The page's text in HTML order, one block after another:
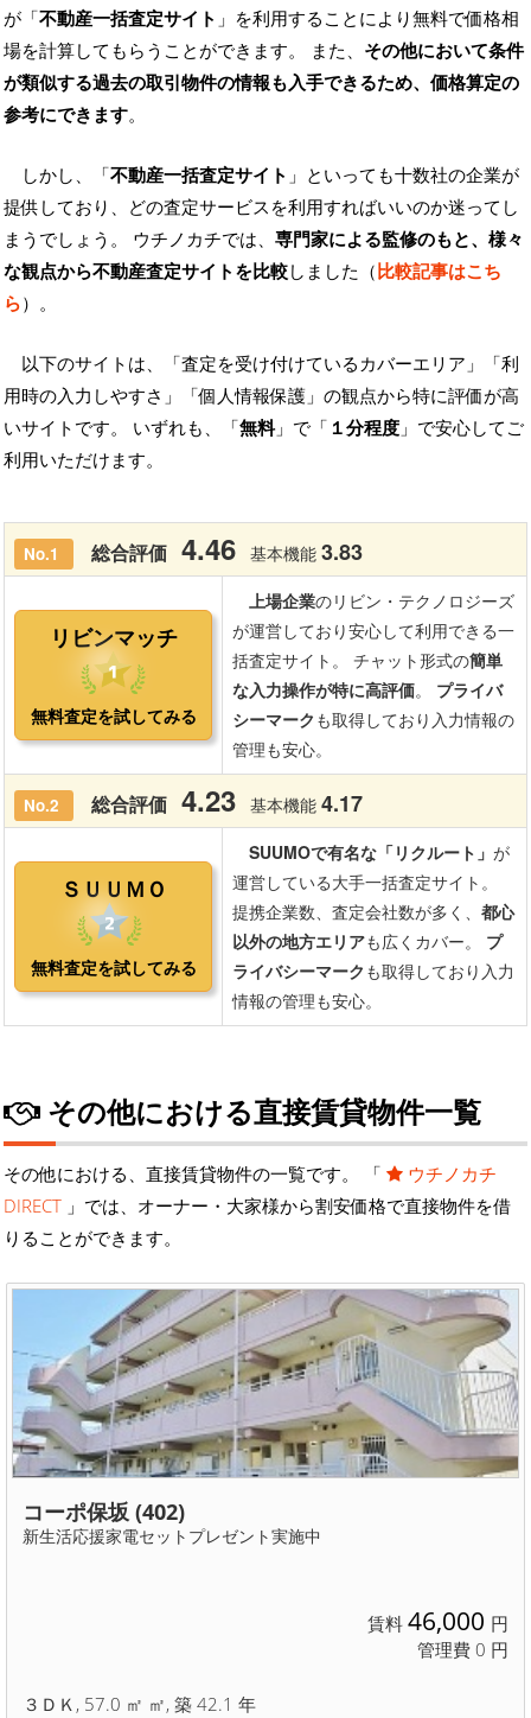
が「不動産一括査定サイト 」を利用することにより無料で価格相
場を計算してもらうことができます。 また、 その他において条件
が類似する過去の取引物件の情報も入手できるため、価格算定の
参考にできます。
しかし、「不動産一括査定サイト 」といっても十数社の企業が
提供しており、どの査定サービスを利用すればいいのか迷ってし
まうでしょう。 ウチノカチでは、 専門家による監修のもと、様々
な観点から不動産査定サイトを比較しました（比較記事はこち
ら）。
以下のサイトは、「査定を受け付けているカバーエリア」「利
用時の入力しやすさ」「個人情報保護」の観点から特に評価が高
いサイトです。 いずれも、「無料」で「 １分程度 」で安心してご
利用いただけます。
その他における直接賃貸物件一覧
その他における、直接賃貸物件の一覧です。 「
ウチノカチ
DIRECT 」では、オーナー・大家様から割安価格で直接物件を借
りることができます。
コーポ保坂 (402)
新生活応援家電セットプレゼント実施中
賃料 46,000 円
管理費 0 円
３ＤＫ, 57.0 ㎡ ㎡, 築 42.1 年